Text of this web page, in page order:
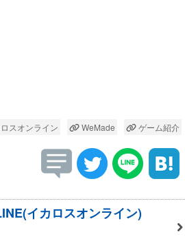
スオンライン WeMade ゲーム紹介
イカロスオンライン)